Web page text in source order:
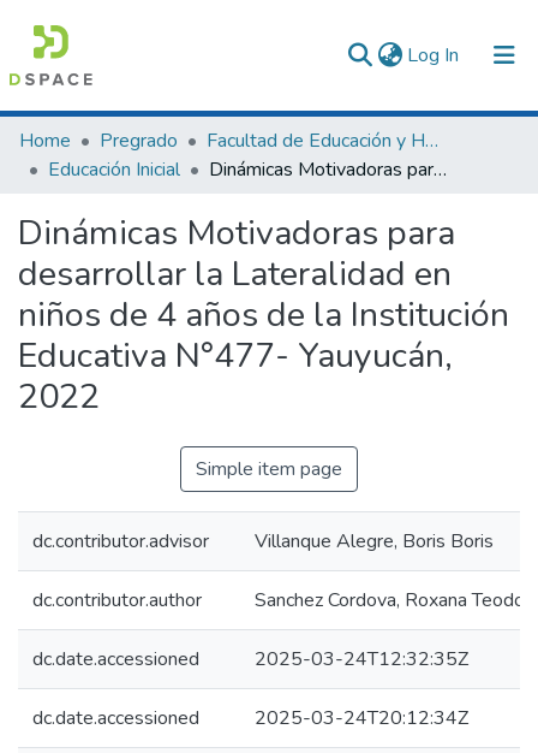
Log In (current)
Communities & Collections
All of DSpace
Statistics
Home Pregrado
Facultad de Educación y Humanidades
Educación Inicial
Dinámicas Motivadoras para desarrollar la Lateralidad en niños de 4 años de la Institución Educativa N°477- Yauyucán, 2022
Dinámicas Motivadoras para
desarrollar la Lateralidad en
niños de 4 años de la Institución
Educativa N°477- Yauyucán,
2022
Simple item page
dc.contributor.advisor Villanque Alegre, Boris Boris
dc.contributor.author Sanchez Cordova, Roxana
dc.date.accessioned 2025-03-24T12:32:35Z
dc.date.accessioned 2025-03-24T20:12:34Z